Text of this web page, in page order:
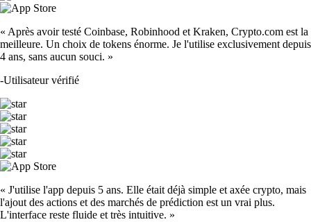
« Après avoir testé Coinbase, Robinhood et Kraken, Crypto.com est la
meilleure. Un choix de tokens énorme. Je l'utilise exclusivement depuis
4 ans, sans aucun souci. »
-Utilisateur vérifié
« J'utilise l'app depuis 5 ans. Elle était déjà simple et axée crypto, mais
l'ajout des actions et des marchés de prédiction est un vrai plus.
L'interface reste fluide et très intuitive. »